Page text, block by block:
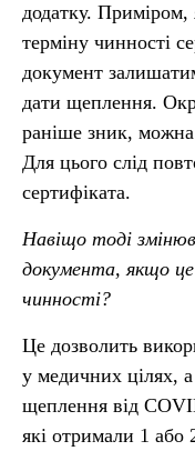
додатку. Приміром,
терміну чинності
документ
дати щеплення.
раніше зник,
Для цього слід
сертифіката.
Навіщо тоді
документа, якщо
чинності?
Це дозволить
у медичних цілях,
щеплення від
які отримали 1